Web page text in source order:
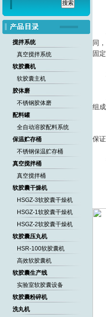
搅拌系统
真空搅拌系统
软胶囊机
软胶囊主机
胶体磨
不锈钢胶体磨
配料罐
全自动溶胶配料系统
保温贮存桶
不锈钢保温贮存桶
真空搅拌桶
真空搅拌桶
软胶囊干燥机
HSGZ-3软胶囊干燥机
HSGZ-1软胶囊干燥机
HSGZ-2软胶囊干燥机
软胶囊压丸机
HSR-100软胶囊机
高效软胶囊机
软胶囊生产线
实验室软胶囊设备
软胶囊粉碎机
洗丸机
软
同
固
软
胶
组
胶
保
热
该
印